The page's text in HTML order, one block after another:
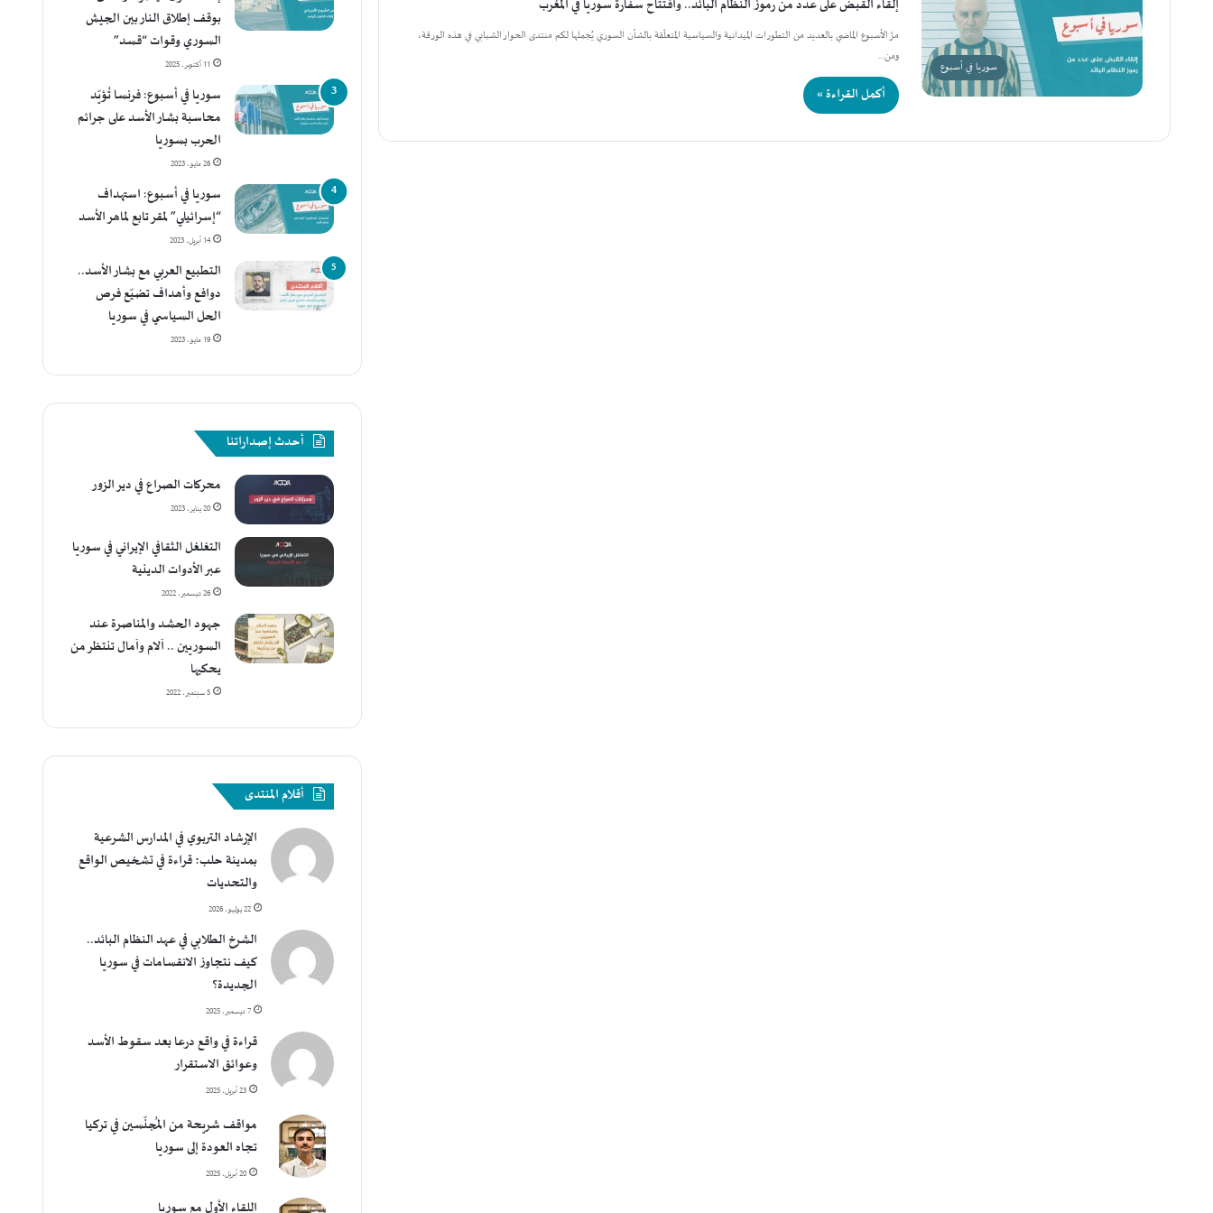
سوريا في أسبوع
إلقاء القبض على عدد من رموز النظام البائد.. وافتتاح سفارة سوريا في المغرب
مرَّ الأسبوع الماضي بالعديد من التطورات الميدانية والسياسية المتعلّقة بالشأن السوري يُجملها لكم منتدى الحوار الشبابي في هذه الورقة،
ومن…
أكمل القراءة »
بوقف إطلاق النار بين الجيش
السوري وقوات “قسد”
11 أكتوبر، 2025
سوريا في أسبوع: فرنسا تُؤيّد
محاسبة بشار الأسد على جرائم
الحرب بسوريا
26 مايو، 2023
سوريا في أسبوع: استهداف
“إسرائيلي” لمقر تابع لماهر الأسد
14 أبريل، 2023
التطبيع العربي مع بشار الأسد..
دوافع وأهداف تضيّع فرص
الحل السياسي في سوريا
19 مايو، 2023
أحدث إصداراتنا
محركات الصراع في دير الزور
20 يناير، 2023
التغلغل الثقافي الإيراني في سوريا
عبر الأدوات الدينية
26 ديسمبر، 2022
جهود الحشد والمناصرة عند
السوريين .. آلام وآمال تنتظر من
يحكيها
5 سبتمبر، 2022
أقلام المنتدى
الإرشاد التربوي في المدارس الشرعية
بمدينة حلب؛ قراءة في تشخيص الواقع
والتحديات
22 يوليو، 2026
الشرخ الطلابي في عهد النظام البائد..
كيف نتجاوز الانقسامات في سوريا
الجديدة؟
7 ديسمبر، 2025
قراءة في واقع درعا بعد سقوط الأسد
وعوائق الاستقرار
23 أبريل، 2025
مواقف شريحة من المُجنّسين في تركيا
تجاه العودة إلى سوريا
20 أبريل، 2025
اللقاء الأول مع سوريا